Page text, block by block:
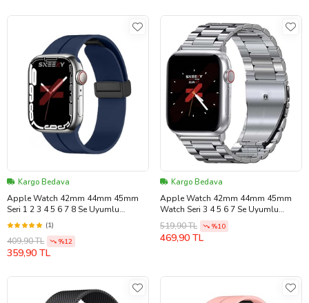
Kargo Bedava
Apple Watch 42mm 44mm 45mm
Seri 1 2 3 4 5 6 7 8 Se Uyumlu
Coastal Manyetik Tokalı Silikon
Kordon (Lacivert)
(1)
409,90 TL %12
359,90 TL
Kargo Bedava
Apple Watch 42mm 44mm 45mm
Watch Seri 3 4 5 6 7 Se Uyumlu
Ironweft Döküm Çelik Metal Kordon
(Gümüş)
519,90 TL %10
469,90 TL